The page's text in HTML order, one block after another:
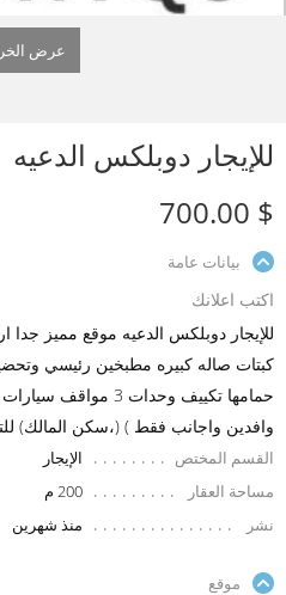
عرض
للإيجار دوبلكس الدعيه
$ 700.00
بيانات عامة
اكتب اعلانك
كبتات صاله كبيره مطبخين رئيسي
وافدين واجانب فقط ) (،سكن المالك) للتواصل
القسم المختص
الإيجار
مساحة العقار
200 م
نشر
منذ شهرين
موقع